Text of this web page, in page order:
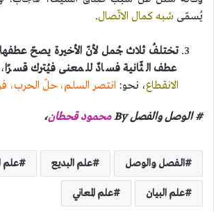
يُسمّى شبه كمال الاتّصال.
تختلفُ ثلاث جُمل لأنّ الأخيرة يصحّ عطفها
عطف الثّانية فسادٌ للمعنى فيُترك قسرًا
الانقطاع، نحو: انتصر السلم، حلّ الحرب،
# الوصل والفصل By محمود قحطان،
الفصل والوصل علم البديع علم
علم البيان علم المعاني